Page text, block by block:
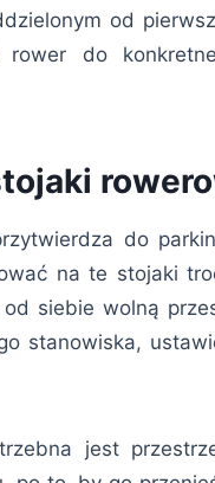
od
rower do
do
na te stojaki
siebie wolną
stanowiska,
jest